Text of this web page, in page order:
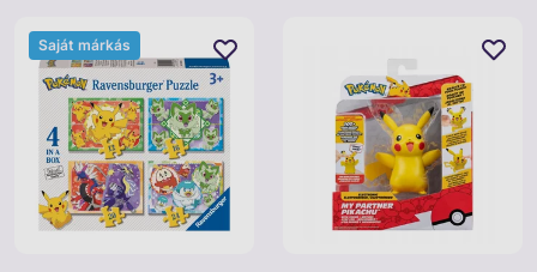
Saját márkás